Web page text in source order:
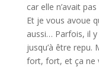
car elle n’avait
Et je vous avoue
aussi… Parfois, il
jusqu’à être repu.
fort, fort, et ça ne